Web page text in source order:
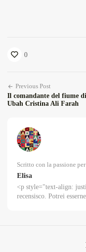
0
Previous Post
Il comandante del fiume di
Ubah Cristina Ali Farah
Scritto con la passione
Elisa
<p style="text-align:
recensisco. Potrei